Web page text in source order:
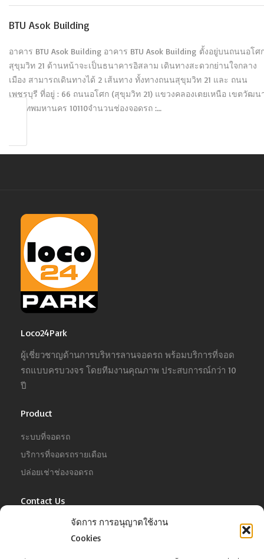
จัดการ การอนุญาตใช้งาน
Cookies
BTU Asok Building
อาคาร BTU Asok Building อาคาร BTU Asok Building ตั้งอยู่บนถนนอโศ
สุขุมวิท 21 ด้านหน้าจะเป็นธนาคารอิสลาม เดินทางสะดวกย่านใจกลาง
เมือง สามารถเดินทางได้ 2 เส้นทาง ทั้งทางถนนสุขุมวิท 21 และ ถนน
เพชรบุรี ที่อยู่ : 66 ถนนอโศก (สุขุมวิท 21) แขวงคลองเตยเหนือ เขตวัฒน
กรุงเทพมหานคร 10110จำนวนช่องจอดรถ :…
Loco24Park
ผู้เชี่ยวชาญด้านการบริหารลานจอดรถ พร้อมบริการที่จอด
รถแบบครบวงจร โดยทีมงานคุณภาพ ประสบการณ์กว่า 10
ปี
Product
ระบบที่จอดรถ
บริการที่จอดรถรายเดือน
ปล่อยเช่าช่องจอดรถ
Contact Us
02-022-4680